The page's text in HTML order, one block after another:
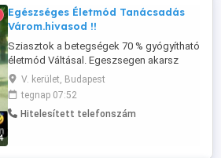
Egészséges Életmód Tanácsadás
Várom.hivasod !!
Sziasztok a betegségek 70 % gyógyítható
életmód Váltásal. Egeszsegen akarsz
taplalkozni.elni !!!!. (..Hívj bizalomal .T
06702857281.).Mindennap vagyok jó
egészséget (((....UZENETEKRE NEM
REAGALOK....
V. kerület, Budapest
tegnap 07:52
Hitelesített telefonszám